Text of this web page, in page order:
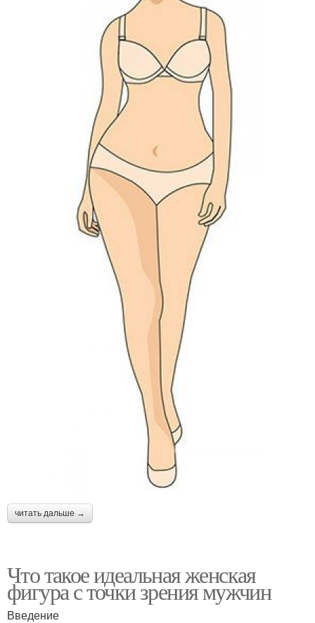
читать дальше →
Что такое идеальная женская
фигура с точки зрения мужчин
Введение